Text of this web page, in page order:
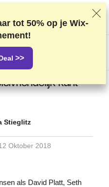
grondige tests en onderzoek,
van onze lezers en onze
Deze pagina bevat
kunt
Stieglitz
Oktober 2018
als David Platt, Seth
tot 50% op je Wix-
>>